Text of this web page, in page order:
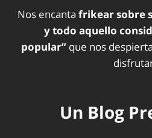
Nos encanta frikear sobre
y todo aquello
popular” que nos
Un Blog